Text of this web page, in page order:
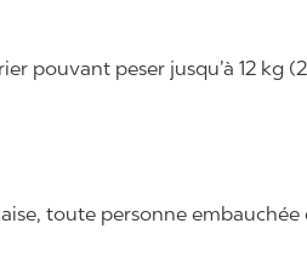
pouvant peser jusqu’à 12 kg
toute personne